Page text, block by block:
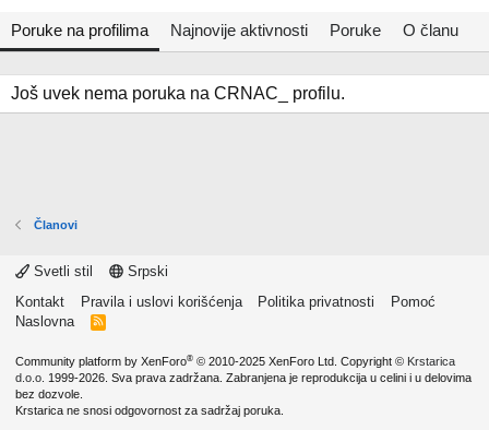
Poruke na profilima Najnovije aktivnosti Poruke O članu
Još uvek nema poruka na CRNAC_ profilu.
Članovi
Svetli stil
Srpski
Kontakt
Pravila i uslovi korišćenja Politika privatnosti
Pomoć
Naslovna
R
Community platform by XenForo® © 2010-2025 XenForo Ltd. Copyright © Krstarica
d.o.o. 1999-2026. Sva prava zadržana. Zabranjena je reprodukcija u celini i u delovima
bez dozvole.
Krstarica ne snosi odgovornost za sadržaj poruka.